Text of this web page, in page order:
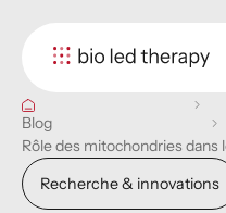
Blog
Rôle des mitochondries
Recherche & innovations